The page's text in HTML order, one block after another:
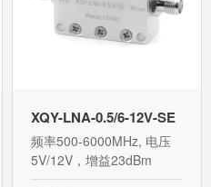
XQY-LNA-0.5/6-12V-SE
频率500-6000MHz, 电压
5V/12V，增益23dBm